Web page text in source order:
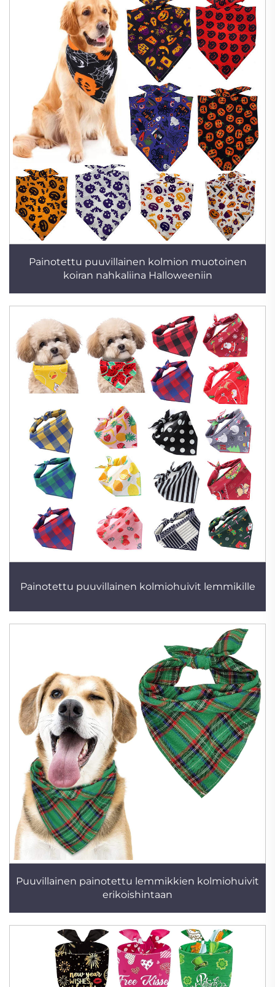
Painotettu puuvillainen kolmion muotoinen
koiran nahkaliina Halloweeniin
Painotettu puuvillainen kolmiohuivit lemmikille
Puuvillainen painotettu lemmikkien kolmiohuivit
erikoishintaan